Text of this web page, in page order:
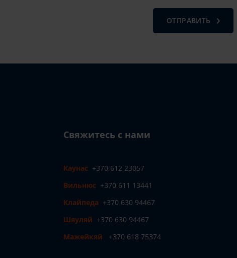
ОТПРАВИТЬ
Свяжитесь с нами
Каунас +370 612 23057
Вильнюс +370 611 13441
Клайпеда +370 630 94467
Шяуляй +370 630 94467
Мажейкяй
+370 618 75374